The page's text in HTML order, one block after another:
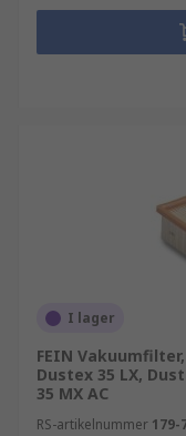
I lager
FEIN
Dustex 35 LX,
35 MX AC
RS-artikelnummer 179-